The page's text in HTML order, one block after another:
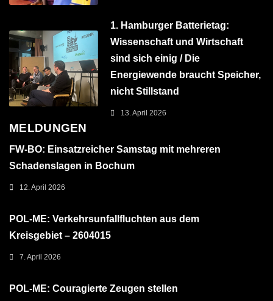
1. Hamburger Batterietag:
Wissenschaft und Wirtschaft
sind sich einig / Die
Energiewende braucht Speicher,
nicht Stillstand
13. April 2026
MELDUNGEN
FW-BO: Einsatzreicher Samstag mit mehreren
Schadenslagen in Bochum
12. April 2026
POL-ME: Verkehrsunfallfluchten aus dem
Kreisgebiet – 2604015
7. April 2026
POL-ME: Couragierte Zeugen stellen